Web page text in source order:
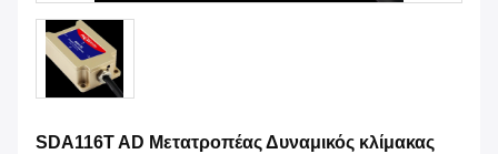
SDA116T AD Μετατροπέας Δυναμικός κλίμακας